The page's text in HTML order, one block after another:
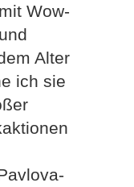
Wow-
Alter
ich sie